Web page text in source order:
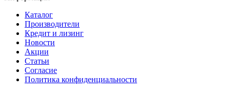
Каталог
Производители
Кредит и лизинг
Новости
Акции
Статьи
Согласие
Политика конфиденциальности